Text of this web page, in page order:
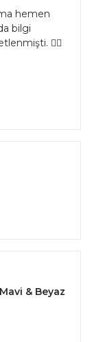
hemen
bilgi
👌🏻
& Beyaz